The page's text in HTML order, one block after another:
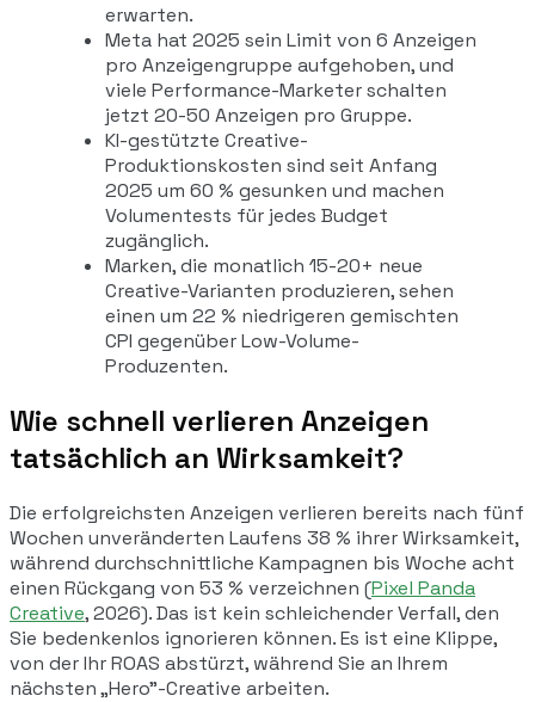
erwarten.
Meta hat 2025 sein Limit von 6 Anzeigen
pro Anzeigengruppe aufgehoben, und
viele Performance-Marketer schalten
jetzt 20-50 Anzeigen pro Gruppe.
KI-gestützte Creative-
Produktionskosten sind seit Anfang
2025 um 60 % gesunken und machen
Volumentests für jedes Budget
zugänglich.
Marken, die monatlich 15-20+ neue
Creative-Varianten produzieren, sehen
einen um 22 % niedrigeren gemischten
CPI gegenüber Low-Volume-
Produzenten.
Wie schnell verlieren Anzeigen
tatsächlich an Wirksamkeit?
Die erfolgreichsten Anzeigen verlieren bereits nach fünf
Wochen unveränderten Laufens 38 % ihrer Wirksamkeit,
während durchschnittliche Kampagnen bis Woche acht
einen Rückgang von 53 % verzeichnen (Pixel Panda
Creative, 2026). Das ist kein schleichender Verfall, den
Sie bedenkenlos ignorieren können. Es ist eine Klippe,
von der Ihr ROAS abstürzt, während Sie an Ihrem
nächsten „Hero"-Creative arbeiten.